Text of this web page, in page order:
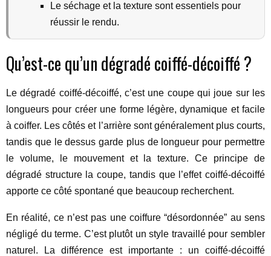
Le séchage et la texture sont essentiels pour
réussir le rendu.
Qu’est-ce qu’un dégradé coiffé-décoiffé ?
Le dégradé coiffé-décoiffé, c’est une coupe qui joue sur les
longueurs pour créer une forme légère, dynamique et facile
à coiffer. Les côtés et l’arrière sont généralement plus courts,
tandis que le dessus garde plus de longueur pour permettre
le volume, le mouvement et la texture. Ce principe de
dégradé structure la coupe, tandis que l’effet coiffé-décoiffé
apporte ce côté spontané que beaucoup recherchent.
En réalité, ce n’est pas une coiffure “désordonnée” au sens
négligé du terme. C’est plutôt un style travaillé pour sembler
naturel. La différence est importante : un coiffé-décoiffé